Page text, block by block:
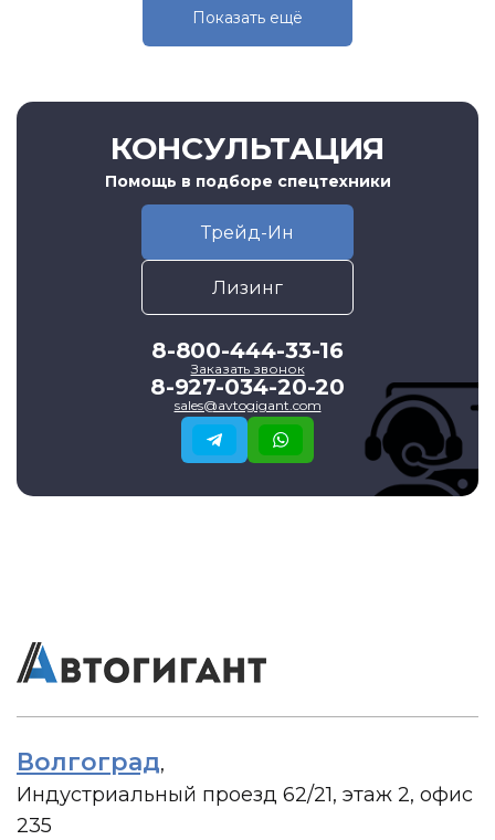
Показать eщё
КОНСУЛЬТАЦИЯ
Помощь в подборе спецтехники
Трейд-Ин
Лизинг
8-800-444-33-16
Заказать звонок
8-927-034-20-20
sales@avtogigant.com
Волгоград,
Индустриальный проезд 62/21, этаж 2, офис
235